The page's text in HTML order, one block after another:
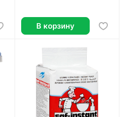
В корзину